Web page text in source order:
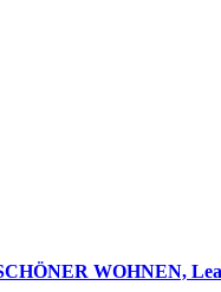
WOHNEN,